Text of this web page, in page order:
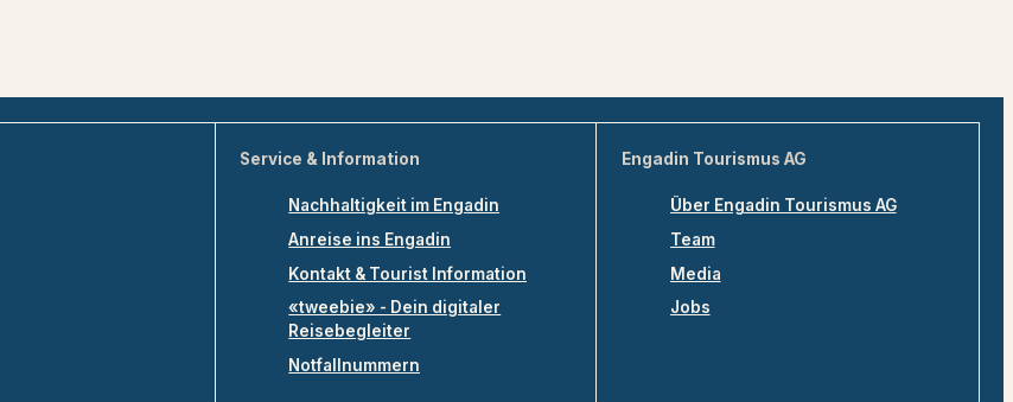
Service & Information
Nachhaltigkeit im Engadin
Anreise ins Engadin
Kontakt & Tourist Information
«tweebie» - Dein digitaler
Reisebegleiter
Notfallnummern
Engadin Tourismus AG
Über Engadin Tourismus AG
Team
Media
Jobs